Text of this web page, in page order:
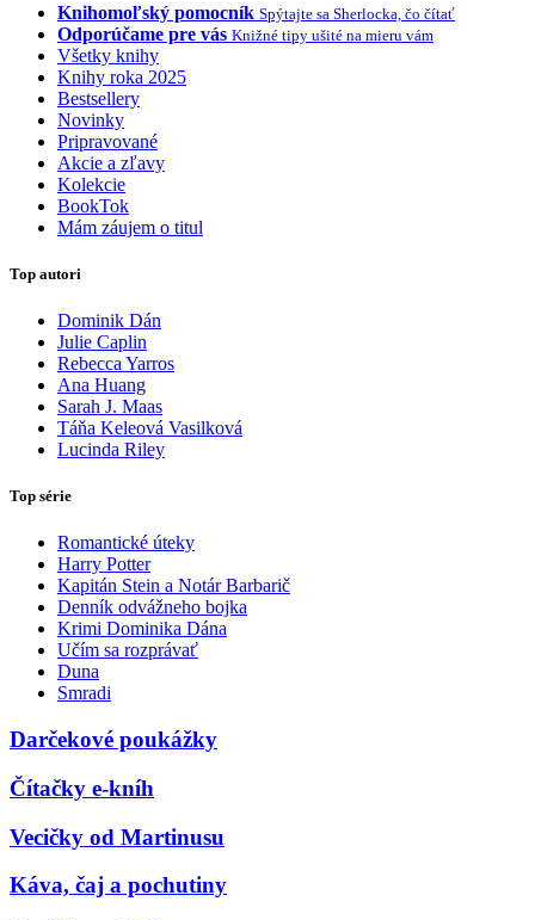
Knihomoľský pomocník Spýtajte sa Sherlocka, čo čítať
Odporúčame pre vás Knižné tipy ušité na mieru vám
Všetky knihy
Knihy roka 2025
Bestsellery
Novinky
Pripravované
Akcie a zľavy
Kolekcie
BookTok
Mám záujem o titul
Top autori
Dominik Dán
Julie Caplin
Rebecca Yarros
Ana Huang
Sarah J. Maas
Táňa Keleová Vasilková
Lucinda Riley
Top série
Romantické úteky
Harry Potter
Kapitán Stein a Notár Barbarič
Denník odvážneho bojka
Krimi Dominika Dána
Učím sa rozprávať
Duna
Smradi
Darčekové poukážky
Čítačky e-kníh
Vecičky od Martinusu
Káva, čaj a pochutiny